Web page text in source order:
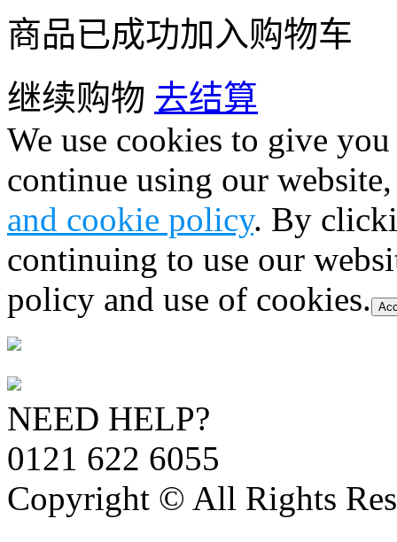
商品已成功加入购物车
继续购物 去结算
We use cookies to give
continue using our
and cookie policy. By
continuing to use our
policy and use of cookies.
NEED HELP?
0121 622 6055
Copyright © All Rights